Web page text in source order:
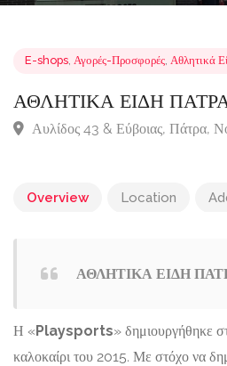
E-shops Αγορές-Προσφορές
Overview Location
ΑΘΛΗΤΙΚΑ ΕΙΔΗ
Η «Playsports» δημιουργήθηκε
καλοκαίρι του 2015. Με στόχο να